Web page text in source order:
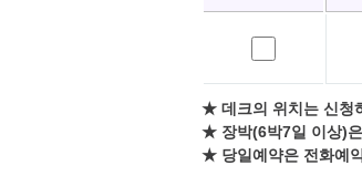
★ 데크의 위치는 신청
★ 장박(6박7일 이상)
★ 당일예약은 전화예